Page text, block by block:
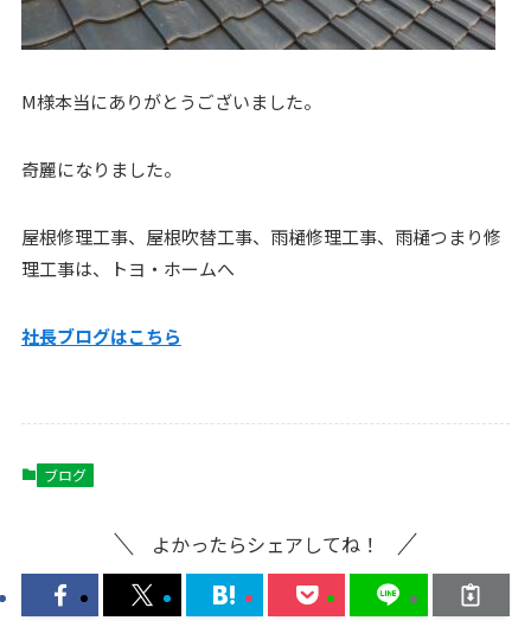
M様本当にありがとうございました。
奇麗になりました。
屋根修理工事、屋根吹替工事、雨樋修理工事、雨樋つまり修
理工事は、トヨ・ホームへ
社長ブログはこちら
ブログ
よかったらシェアしてね！